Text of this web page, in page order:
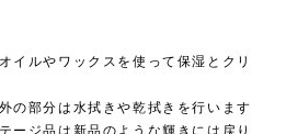
イルやワックスを使って保湿とクリ
の部分は水拭きや乾拭きを行います
ージ品は新品のような輝きには戻り